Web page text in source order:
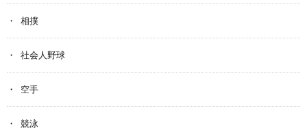
相撲
社会人野球
空手
競泳